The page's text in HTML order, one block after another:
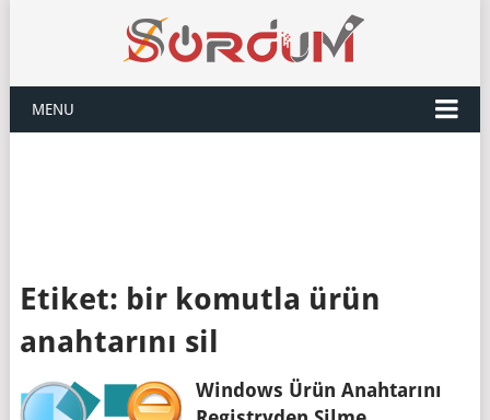
MENU
Etiket: bir komutla ürün
anahtarını sil
Windows Ürün Anahtarını